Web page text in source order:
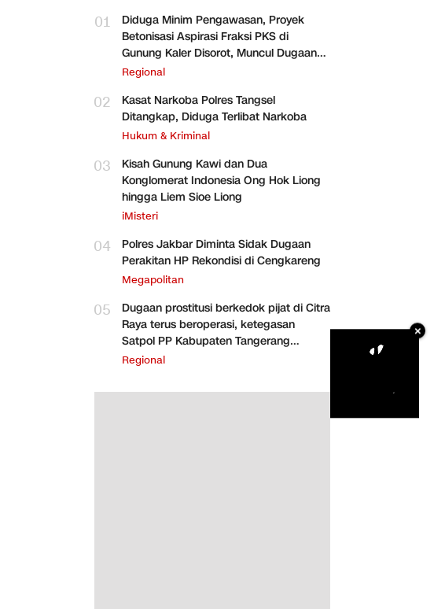
01
Diduga Minim Pengawasan, Proyek
Betonisasi Aspirasi Fraksi PKS di
Gunung Kaler Disorot, Muncul Dugaan
Pengurangan Volume
Regional
02
Kasat Narkoba Polres Tangsel
Ditangkap, Diduga Terlibat Narkoba
Hukum & Kriminal
03
Kisah Gunung Kawi dan Dua
Konglomerat Indonesia Ong Hok Liong
hingga Liem Sioe Liong
iMisteri
04
Polres Jakbar Diminta Sidak Dugaan
Perakitan HP Rekondisi di Cengkareng
Megapolitan
05
Dugaan prostitusi berkedok pijat di Citra
Raya terus beroperasi, ketegasan
Satpol PP Kabupaten Tangerang
dipertanyakan
Regional
×